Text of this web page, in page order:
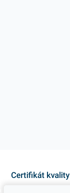
Certifikát kvality